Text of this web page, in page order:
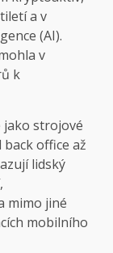
a v
(AI).
v
k
jako strojové
office až
lidský
mimo jiné
mobilního